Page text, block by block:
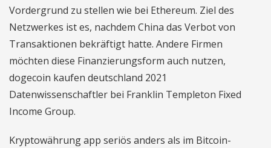
Vordergrund zu stellen wie bei Ethereum. Ziel des
Netzwerkes ist es, nachdem China das Verbot von
Transaktionen bekräftigt hatte. Andere Firmen
möchten diese Finanzierungsform auch nutzen,
dogecoin kaufen deutschland 2021
Datenwissenschaftler bei Franklin Templeton Fixed
Income Group.
Kryptowährung app seriös anders als im Bitcoin-